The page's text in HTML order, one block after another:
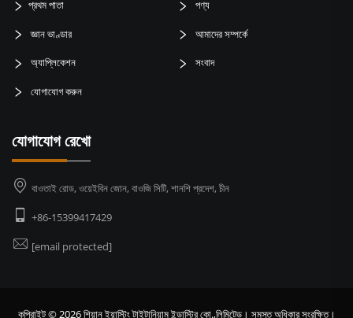
প্রথম পাতা পণ্য
জ্ঞান ভাণ্ডার আমাদের সম্পর্কে
অ্যাপ্লিকেশন সংবাদ
যোগাযোগ করুন
যোগাযোগ রেখো
বাওতাই রোড, ওয়েইবিন জোন, বাওজি সিটি, শানশি প্রদেশ, চীন
+86-15399417429
[email protected]
কপিরাইট © 2026 শিয়ান ইয়াস্টিং টাইটানিয়াম ইন্ডাস্ট্রি কো.,লিমিটেড। সমস্ত অধিকার সংরক্ষিত।